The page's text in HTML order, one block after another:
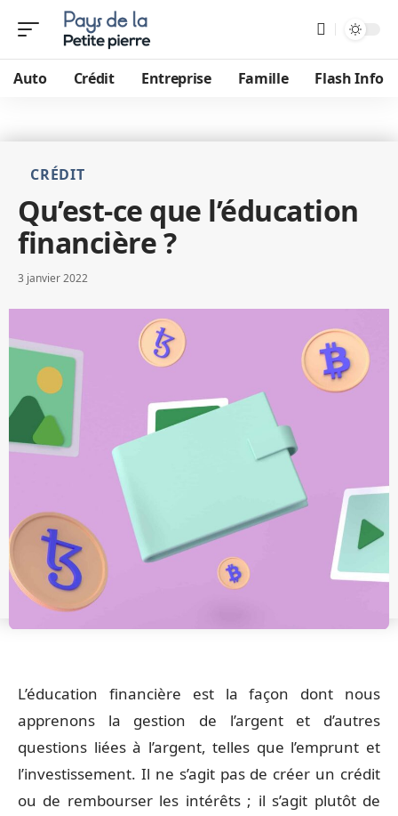
Auto Crédit Entreprise Famille Flash Info
CRÉDIT
Qu’est-ce que l’éducation
financière ?
3 janvier 2022
L’éducation financière est la façon dont nous
apprenons la gestion de l’argent et d’autres
questions liées à l’argent, telles que l’emprunt et
l’investissement. Il ne s’agit pas de créer un crédit
ou de rembourser les intérêts ; il s’agit plutôt de